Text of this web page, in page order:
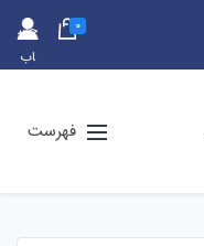
حس
اب
0
فهرست